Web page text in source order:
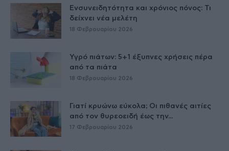
Ενσυνειδητότητα και χρόνιος πόνος: Τι
δείχνει νέα μελέτη
18 Φεβρουαρίου 2026
Υγρό πιάτων: 5+1 έξυπνες χρήσεις πέρα
από τα πιάτα
18 Φεβρουαρίου 2026
Γιατί κρυώνω εύκολα; Οι πιθανές αιτίες
από τον θυρεοειδή έως την...
17 Φεβρουαρίου 2026